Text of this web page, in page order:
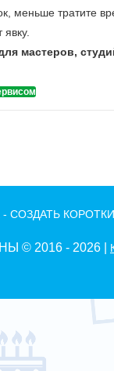
меньше тратите
мастеров,
СОЗДАТЬ
© 2016 - 2026 |